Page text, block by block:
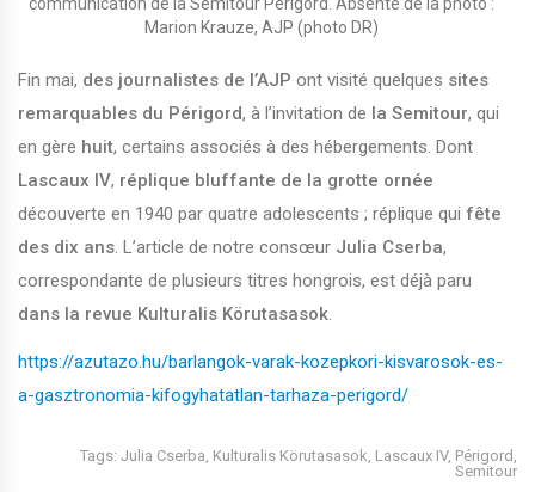
communication de la Semitour Périgord. Absente de la photo :
Marion Krauze, AJP (photo DR)
Fin mai, des journalistes de l’AJP ont visité quelques sites
remarquables du Périgord, à l’invitation de la Semitour, qui
en gère huit, certains associés à des hébergements. Dont
Lascaux IV, réplique bluffante de la grotte ornée
découverte en 1940 par quatre adolescents ; réplique qui fête
des dix ans. L’article de notre consœur Julia Cserba,
correspondante de plusieurs titres hongrois, est déjà paru
dans la revue Kulturalis Körutasasok.
https://azutazo.hu/barlangok-varak-kozepkori-kisvarosok-es-
a-gasztronomia-kifogyhatatlan-tarhaza-perigord/
Tags: Julia Cserba, Kulturalis Körutasasok, Lascaux IV, Périgord ,
Semitour